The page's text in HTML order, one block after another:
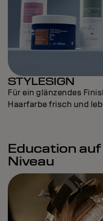
STYLESIGN
Für ein glänzendes
Haarfarbe frisch und
Education
Niveau